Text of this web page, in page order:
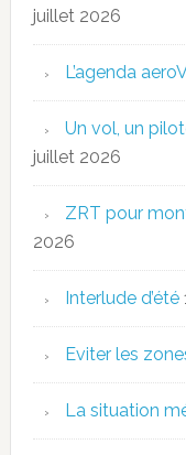
juillet 2026
L’agenda
Un vol, un
juillet 2026
ZRT pour
2026
Interlude d’été
Eviter les
La situation